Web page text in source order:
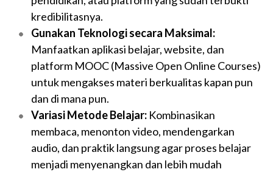
kredibilitasnya.
Gunakan Teknologi secara Maksimal:
Manfaatkan aplikasi belajar, website, dan
platform MOOC (Massive Open Online Courses)
untuk mengakses materi berkualitas kapan pun
dan di mana pun.
Variasi Metode Belajar: Kombinasikan
membaca, menonton video, mendengarkan
audio, dan praktik langsung agar proses belajar
menjadi menyenangkan dan lebih mudah